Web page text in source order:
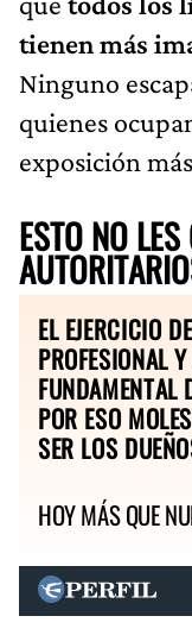
tienen más
Ninguno
quienes
exposición
ESTO NO
EL EJERCICIO
PROFESIONAL
FUNDAMENTAL
POR ESO
SER LOS
HOY MÁS QUE